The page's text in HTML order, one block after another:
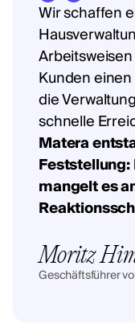
Wir schaffen
Kunden
die
schnelle
Matera
mangelt es
Moritz
Geschäftsführer